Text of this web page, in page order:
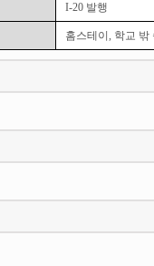
I-20 발행
홈스테이, 학교 밖